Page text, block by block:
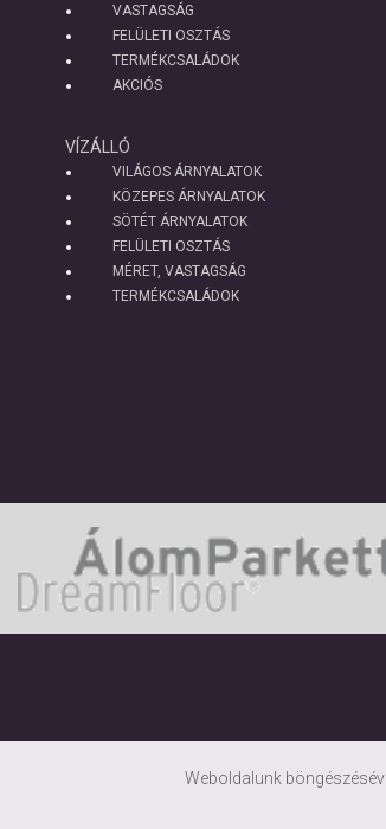
VASTAGSÁG
FELÜLETI OSZTÁS
TERMÉKCSALÁDOK
AKCIÓS
VÍZÁLLÓ
VILÁGOS ÁRNYALATOK
KÖZEPES ÁRNYALATOK
SÖTÉT ÁRNYALATOK
FELÜLETI OSZTÁS
MÉRET, VASTAGSÁG
TERMÉKCSALÁDOK
Weboldalunk